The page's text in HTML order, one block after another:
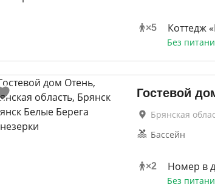
×5 Коттедж
Без
Гостевой
Брянская
Бассейн
×2 Номер в
Без